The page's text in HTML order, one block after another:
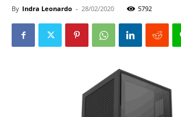
By Indra Leonardo - 28/02/2020 5792